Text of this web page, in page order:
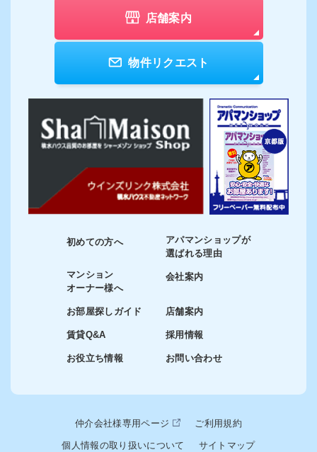
店舗案内
物件リクエスト
初めての方へ
マンション
オーナー様へ
お部屋探しガイド
賃貸Q&A
お役立ち情報
アパマンショップが
選ばれる理由
会社案内
店舗案内
採用情報
お問い合わせ
仲介会社様専用ページ ご利用規約
個人情報の取り扱いについて サイトマップ